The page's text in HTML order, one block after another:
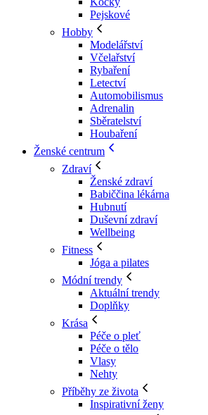
Pejskové
Hobby
Modelářství
Včelařství
Rybaření
Letectví
Automobilismus
Adrenalin
Sběratelství
Houbaření
Ženské centrum
Zdraví
Ženské zdraví
Babiččina lékárna
Hubnutí
Duševní zdraví
Wellbeing
Fitness
Jóga a pilates
Módní trendy
Aktuální trendy
Doplňky
Krása
Péče o pleť
Péče o tělo
Vlasy
Nehty
Příběhy ze života
Inspirativní ženy